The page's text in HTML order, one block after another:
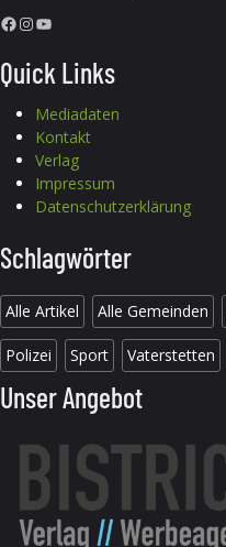
Facebook InstagramYouTube
Quick Links
Mediadaten
Kontakt
Verlag
Impressum
Datenschutzerklärung
Schlagwörter
Alle Artikel Alle Gemeinden
Polizei Sport Vaterstetten
Unser Angebot